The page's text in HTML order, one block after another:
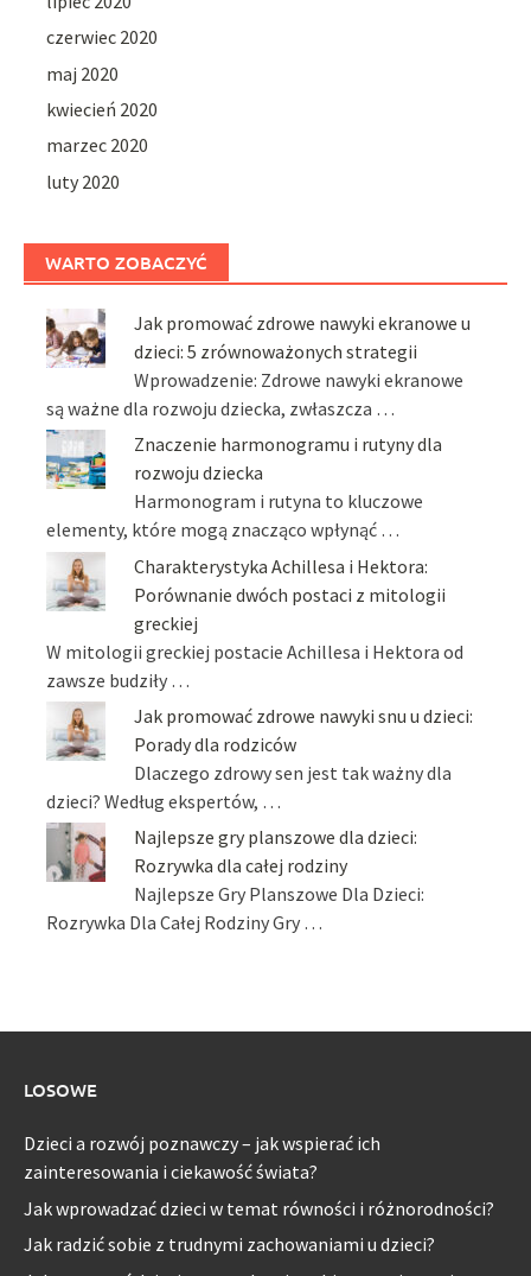
czerwiec 2020
maj 2020
kwiecień 2020
marzec 2020
luty 2020
WARTO ZOBACZYĆ
Jak promować zdrowe nawyki ekranowe u
dzieci: 5 zrównoważonych strategii
Wprowadzenie: Zdrowe nawyki ekranowe
są ważne dla rozwoju dziecka, zwłaszcza …
Znaczenie harmonogramu i rutyny dla
rozwoju dziecka
Harmonogram i rutyna to kluczowe
elementy, które mogą znacząco wpłynąć …
Charakterystyka Achillesa i Hektora:
Porównanie dwóch postaci z mitologii
greckiej
W mitologii greckiej postacie Achillesa i Hektora od
zawsze budziły …
Jak promować zdrowe nawyki snu u dzieci:
Porady dla rodziców
Dlaczego zdrowy sen jest tak ważny dla
dzieci? Według ekspertów, …
Najlepsze gry planszowe dla dzieci:
Rozrywka dla całej rodziny
Najlepsze Gry Planszowe Dla Dzieci:
Rozrywka Dla Całej Rodziny Gry …
LOSOWE
Dzieci a rozwój poznawczy – jak wspierać ich
zainteresowania i ciekawość świata?
Jak wprowadzać dzieci w temat równości i różnorodności?
Jak radzić sobie z trudnymi zachowaniami u dzieci?